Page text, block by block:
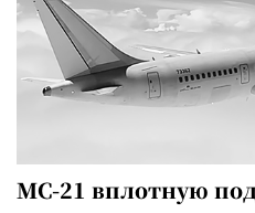
МС-21 вплотную